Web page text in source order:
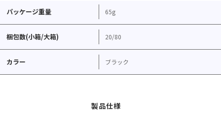
パッケージ重量 65g
梱包数(小箱/大箱) 20/80
カラー ブラック